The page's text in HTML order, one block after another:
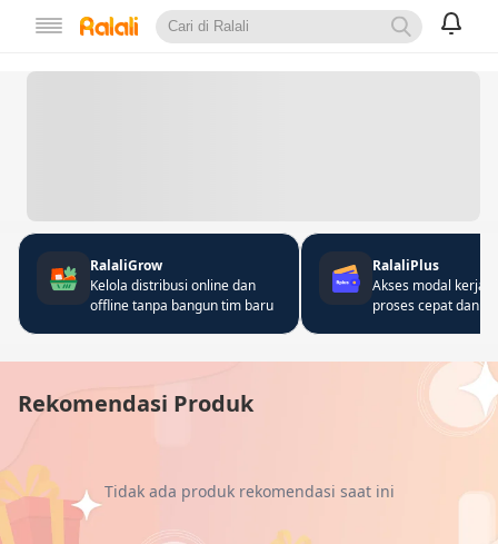
RalaliGrow
Kelola distribusi online dan
offline tanpa bangun tim baru
RalaliPlus
Akses modal kerja
proses cepat dan
Rekomendasi Produk
Tidak ada produk rekomendasi saat ini